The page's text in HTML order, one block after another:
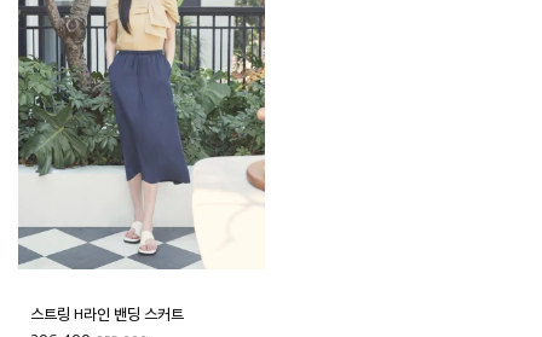
스트링 H라인 밴딩 스커트